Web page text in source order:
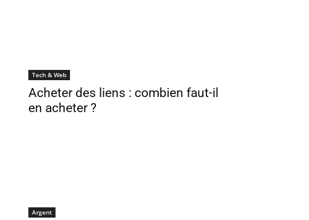
Tech & Web
Acheter des liens : combien faut-il
en acheter ?
Argent